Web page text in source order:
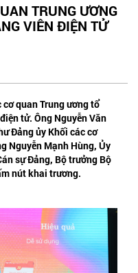
TRUNG ƯƠNG
VIÊN ĐIỆN TỬ
quan Trung ương tổ
tử. Ông Nguyễn Văn
Đảng ủy Khối các cơ
Nguyễn Mạnh Hùng, Ủy
sự Đảng, Bộ trưởng Bộ
nút khai trương.